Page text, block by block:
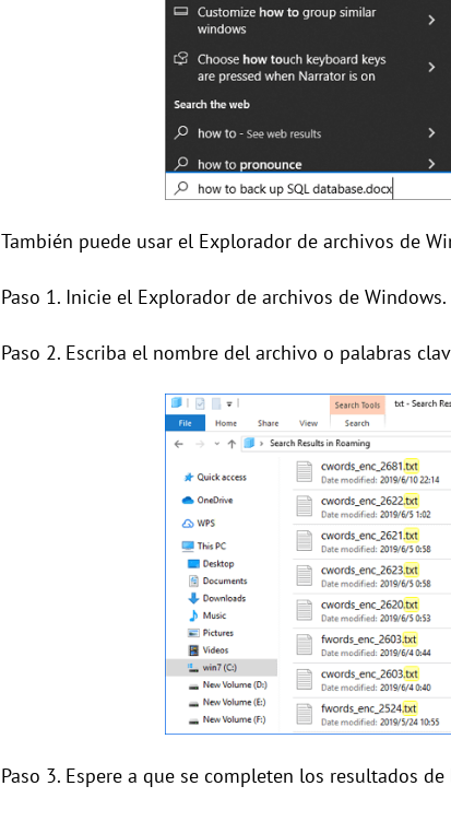
También puede usar el Explorador de archivos de
Paso 1. Inicie el Explorador de archivos de Windows.
Paso 2. Escriba el nombre del archivo o palabras
Paso 3. Espere a que se completen los resultados de